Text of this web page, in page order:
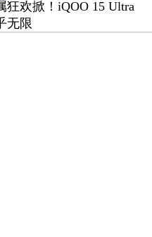
欢掀！iQOO 15 Ultra
无限